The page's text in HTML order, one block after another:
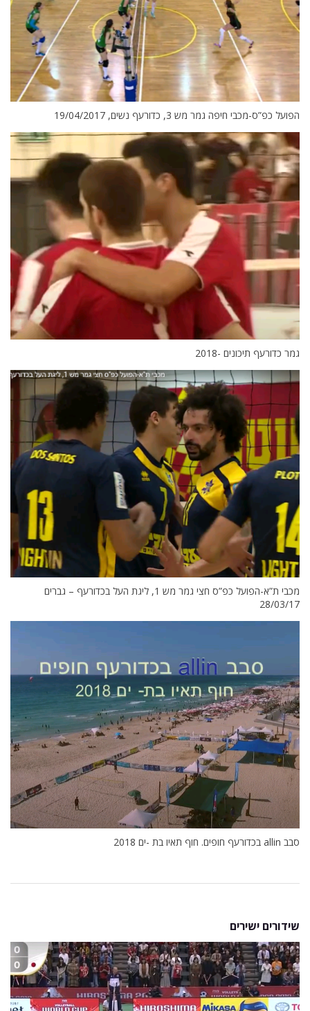
הפועל כפ”ס-מכבי חיפה גמר מש 3, כדורעף נשים, 19/04/2017
גמר כדורעף תיכונים -2018
מכבי ת”א-הפועל כפ”ס חצי גמר מש 1, ליגת העל בכדורעף – גברים
28/03/17
סבב allin בכדורעף חופים. חוף תאיו בת -ים 2018
שידורים ישירים